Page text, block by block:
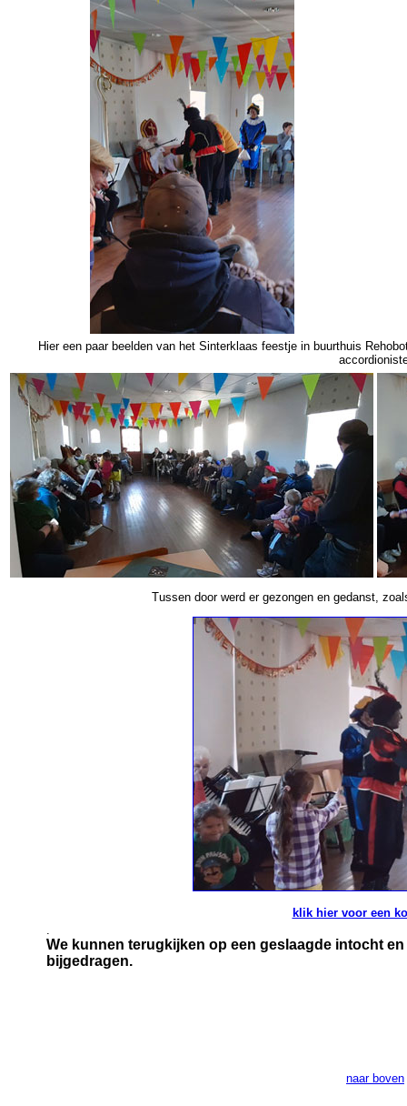
Hier een paar beelden van het Sinterklaas feestje in buurthuis
Tussen door werd er gezongen en gedanst,
klik hier voor een
.
We kunnen terugkijken op een geslaagde intocht
bijgedragen.
naar boven